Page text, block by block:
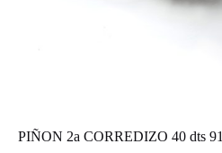
PIÑON 2a CORREDIZO 40 dts